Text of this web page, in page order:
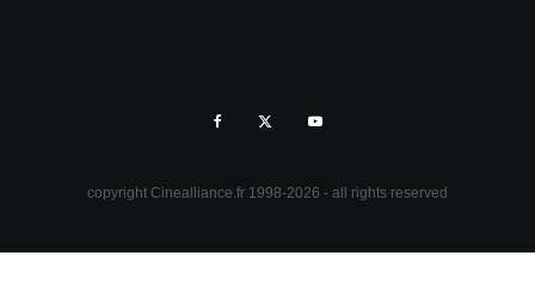
copyright Cinealliance.fr 1998-2026 - all rights reserved